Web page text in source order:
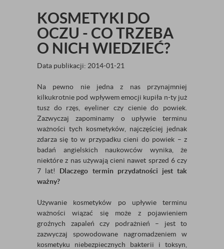
KOSMETYKI DO
OCZU - CO TRZEBA
O NICH WIEDZIEĆ?
Data publikacji: 2014-01-21
Na pewno nie jedna z nas przynajmniej
kilkukrotnie pod wpływem emocji kupiła n-ty już
tusz do rzęs, eyeliner czy cienie do powiek.
Zazwyczaj zapominamy o upływie terminu
ważności tych kosmetyków, najczęściej jednak
zdarza się to w przypadku cieni do powiek – z
badań angielskich naukowców wynika, że
niektóre z nas używają cieni nawet sprzed 6 czy
7 lat! Dlaczego termin przydatności jest tak
ważny?
Używanie kosmetyków po upływie terminu
ważności wiązać się może z pojawieniem
groźnych zapaleń czy podrażnień – jest to
zazwyczaj spowodowane nagromadzeniem w
kosmetyku niebezpiecznych bakterii i toksyn,